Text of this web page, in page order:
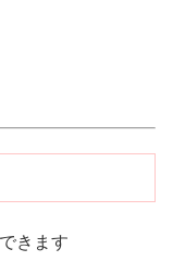
きます